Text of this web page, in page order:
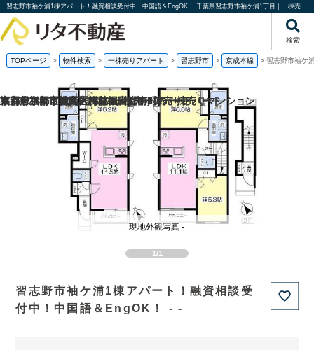
習志野市袖ケ浦1棟アパート！融資相談受付中！中国語＆EngOK！ 千葉県習志野市袖ケ浦1丁目｜一棟売りアパート｜投資物件や収益物件｜株式会社リタ不動産
検索
TOPページ > 物件検索 > 一棟売りアパート > 習志野市 > 京成本線 > 習志野市袖ケ
1/1
現地外観写真 -
習志野市袖ケ浦1棟アパート！融資相談受
付中！中国語＆EngOK！ - -
福岡県福岡市城南区梅林2丁目の一棟売りアパート
京都府京都市伏見区深草堀田町の
京都府京都市南区吉祥院観音堂南町の一棟売りマンション
東京都板橋区徳丸6丁目の一棟売りアパート